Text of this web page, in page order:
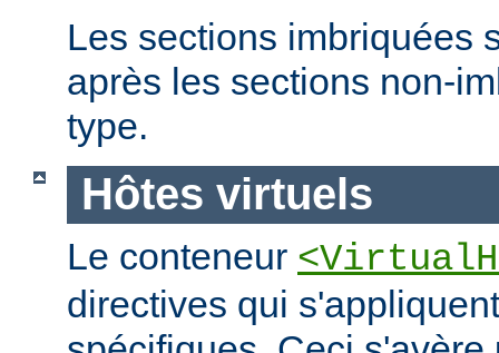
Les sections imbriquées
après les sections non-
type.
Hôtes virtuels
Le conteneur
directives qui